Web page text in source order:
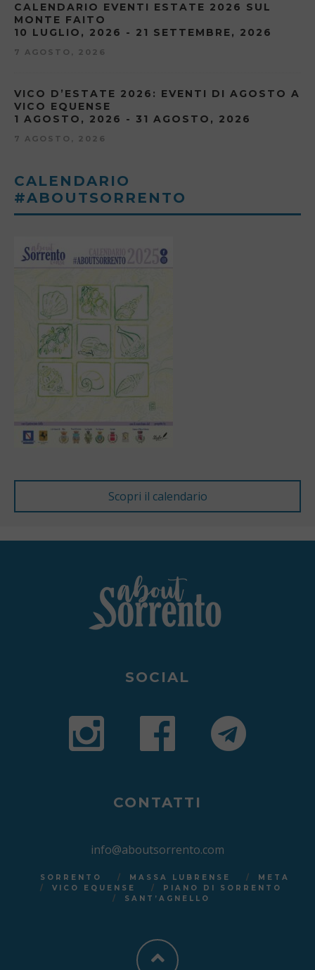
CALENDARIO EVENTI ESTATE 2026 SUL
MONTE FAITO
10 LUGLIO, 2026 - 21 SETTEMBRE, 2026
7 AGOSTO, 2026
VICO D’ESTATE 2026: EVENTI DI AGOSTO A
VICO EQUENSE
1 AGOSTO, 2026 - 31 AGOSTO, 2026
7 AGOSTO, 2026
CALENDARIO
#ABOUTSORRENTO
SOCIAL
CONTATTI
info@aboutsorrento.com
SORRENTO MASSA LUBRENSE
META
VICO EQUENSE
PIANO DI SORRENTO
SANT’AGNELLO